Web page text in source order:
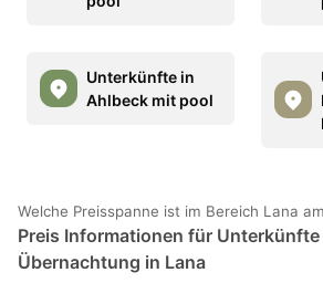
Unterkünfte in
Ahlbeck mit pool
Welche Preisspanne ist im Bereich Lana
Preis Informationen für Unterkünfte
Übernachtung in Lana